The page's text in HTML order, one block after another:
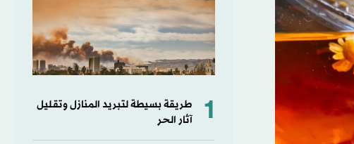
1
طريقة بسيطة لتبريد المنازل وتقليل
آثار الحر